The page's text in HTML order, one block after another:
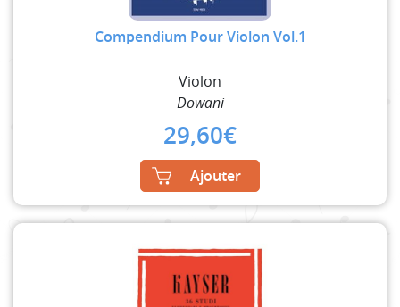
Compendium Pour Violon Vol.1
Violon
Dowani
29,60€
Ajouter